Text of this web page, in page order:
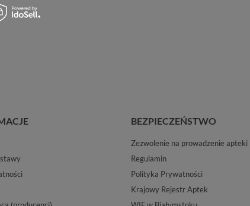
BEZPIECZEŃSTWO
Zezwolenie na prowadzenie apteki
Regulamin
Polityka Prywatności
Krajowy Rejestr Aptek